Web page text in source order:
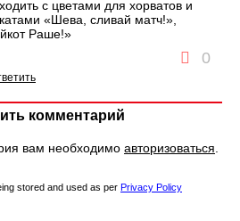
с цветами для хорватов и
«Шева, сливай матч!»,
Раше!»
0
комментарий
вам необходимо авторизоваться.
stored and used as per Privacy Policy